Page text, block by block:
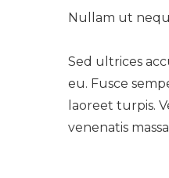
Nullam ut
Sed ultrices
eu. Fusce
laoreet turpis.
venenatis